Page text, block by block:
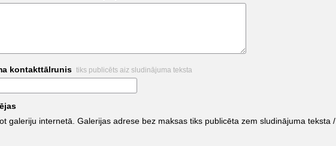
kontakttālrunis tiks publicēts aiz sludinājuma teksta
galeriju internetā. Galerijas adrese bez maksas tiks publicēta zem sludinājuma teksta /